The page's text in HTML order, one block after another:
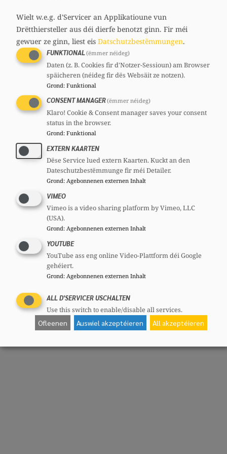
links
Share
Wielt w.e.g. d'Servicer an Applikatioune vun
Drëtthiersteller aus déi dierfe benotzt ginn. Fir méi
gewuer ze ginn, liest eis Datschutzbestëmmungen.
FUNKTIONAL(ëmmer néideg)
Daten (z. B. Cookies fir d'Notzer-Sessioun) am Browser
späicheren (néideg fir dës Websäit ze notzen).
Grond: Funktional
CONSENT MANAGER(ëmmer néideg)
Klaro! Cookie & Consent manager saves your consent
status in the browser.
Grond: Funktional
EXTERN KAARTEN
Dëse Service lued extern Kaarten. Kuckt an den
Dateschutzbestëmmunge fir méi Detailer.
Grond: Agebonnenen externen Inhalt
VIMEO
Vimeo is a video sharing platform by Vimeo, LLC
(USA).
Grond: Agebonnenen externen Inhalt
YOUTUBE
YouTube ass eng online Video-Plattform déi Google
gehéiert.
Grond: Agebonnenen externen Inhalt
ALL D'SERVICER USCHALTEN
Use this switch to enable/disable all services.
Ofleenen Auswiel akzeptéieren All akzeptéieren